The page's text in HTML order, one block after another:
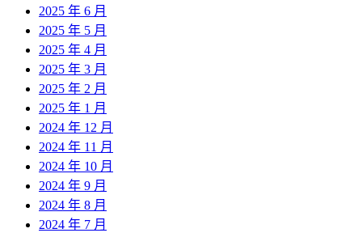
2025 年 6 月
2025 年 5 月
2025 年 4 月
2025 年 3 月
2025 年 2 月
2025 年 1 月
2024 年 12 月
2024 年 11 月
2024 年 10 月
2024 年 9 月
2024 年 8 月
2024 年 7 月